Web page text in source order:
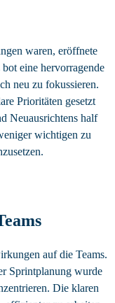
waren, eröffnete
eine hervorragende
neu zu fokussieren.
Prioritäten gesetzt
Neuausrichtens half
wichtigen zu
auf die Teams.
Sprintplanung wurde
Die klaren